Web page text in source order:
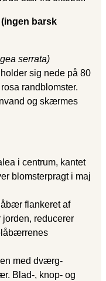
barsk
serrata)
holder sig nede på 80
randblomster.
og skærmes
i centrum, kantet
blomsterpragt i maj
flankeret af
reducerer
med dværg-
Blad-, knop- og